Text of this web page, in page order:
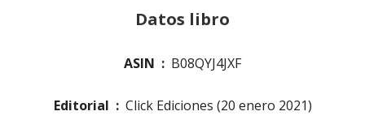
Datos libro
ASIN ‏ : ‎ B08QYJ4JXF
Editorial ‏ : ‎ Click Ediciones (20 enero 2021)